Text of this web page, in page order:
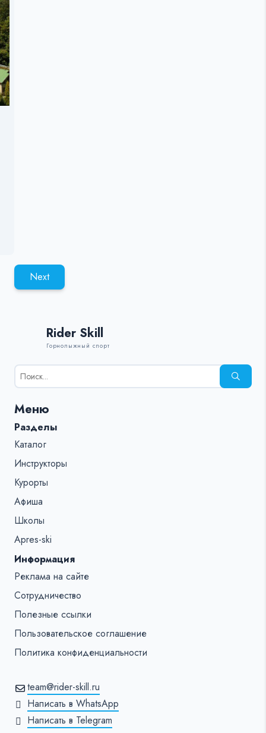
Next
Rider Skill
Горнолыжный спорт
Результаты
поиска
%s:
Меню
Разделы
Каталог
Инструкторы
Курорты
Афиша
Школы
Apres-ski
Информация
Реклама на сайте
Сотрудничество
Полезные ссылки
Пользовательское соглашение
Политика конфиденциальности
team@rider-skill.ru
Написать в WhatsApp
Написать в Telegram